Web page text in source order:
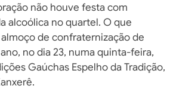
não houve festa com
alcoólica no quartel. O que
de confraternização de
no dia 23, numa quinta-feira,
Gaúchas Espelho da Tradição,